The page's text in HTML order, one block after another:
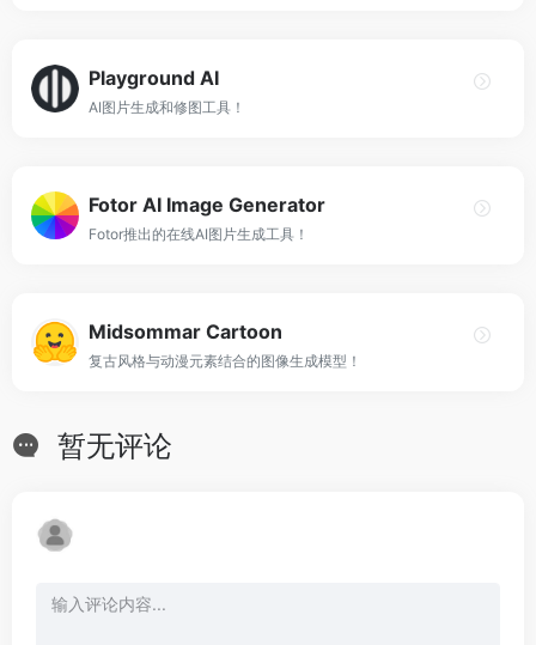
Playground AI
AI图片生成和修图工具！
Fotor AI Image Generator
Fotor推出的在线AI图片生成工具！
Midsommar Cartoon
复古风格与动漫元素结合的图像生成模型！
暂无评论